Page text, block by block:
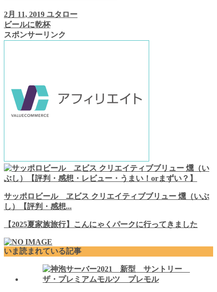
2月 11, 2019 ユタロー
ビールに乾杯
スポンサーリンク
サッポロビール ヱビス クリエイティブブリュー 燻（いぶ
し）【評判・感想...
【2025夏家族旅行】こんにゃくパークに行ってきました
いま読まれている記事